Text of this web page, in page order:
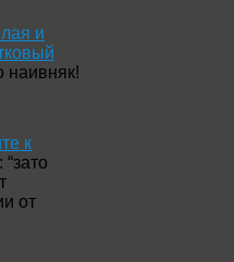
и
наивняк!
к
: “зато
от